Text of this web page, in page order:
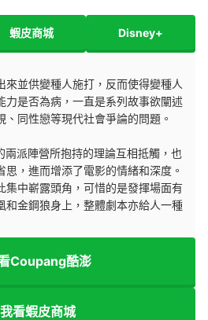
蝦皮商城 Disney+
來並供變種人施打，反而使得變種人
力是否為病，一直是系列故事欲闡述
同性戀等現代社會爭論的問題。
兩派陣營所抱持的理論互相抵觸，也
，進而增添了電影的情緒和深度。
集中嶄露頭角，可惜的是發揮場面有
和金鋼狼身上，整體劇本亦給人一種
Coupang酷澎
看蝦皮商城